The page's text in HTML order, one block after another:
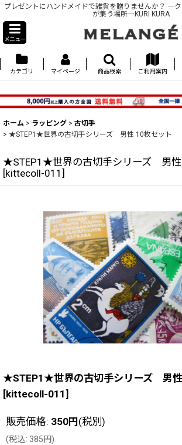
プレゼントにハンドメイドで雑貨を贈りませんか？ ―
が集う場所―KURI KURA
メニュー
カテゴリ マイページ 商品検索 ご利用案内
ホーム > ラッピング > 古切手
> ★STEP1★世界の古切手シリーズ 男性 10枚セット
★STEP1★世界の古切手シリーズ 男性
[kittecoll-011 ]
★STEP1★世界の古切手シリーズ 男性
[kittecoll-011]
販売価格: 350円(税別)
(税込: 385円)